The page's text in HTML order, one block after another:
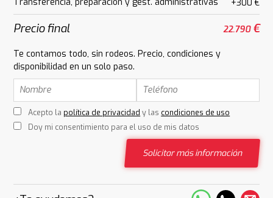
+300 €
Precio final 22.790€
Te contamos todo, sin rodeos. Precio, condiciones y
disponibilidad en un solo paso.
Acepto la política de privacidad y las condiciones de uso
Doy mi consentimiento para el uso de mis datos
Solicitar más información